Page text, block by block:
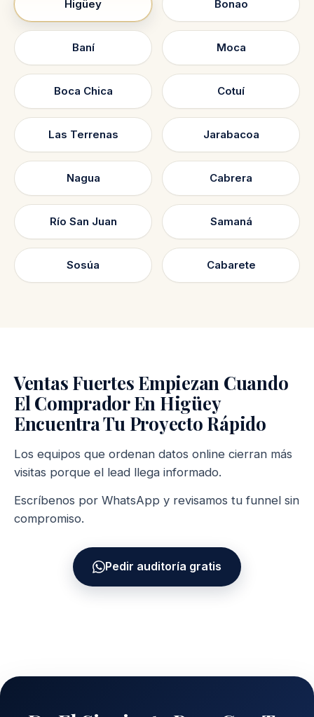
Higüey Bonao
Baní Moca
Boca Chica Cotuí
Las Terrenas Jarabacoa
Nagua Cabrera
Río San Juan Samaná
Sosúa Cabarete
Ventas Fuertes Empiezan Cuando
El Comprador En Higüey
Encuentra Tu Proyecto Rápido
Los equipos que ordenan datos online cierran más
visitas porque el lead llega informado.
Escríbenos por WhatsApp y revisamos tu funnel sin
compromiso.
Pedir auditoría gratis